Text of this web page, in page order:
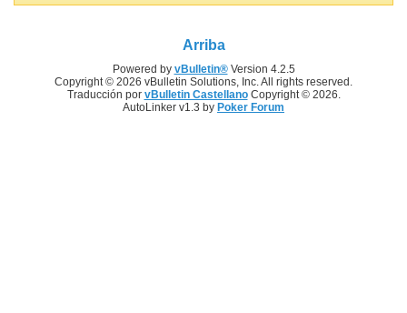
Arriba
Powered by vBulletin®Version 4.2.5
Copyright © 2026 vBulletin Solutions, Inc. All rights reserved.
Traducción por vBulletin CastellanoCopyright © 2026.
AutoLinker v1.3 by Poker Forum